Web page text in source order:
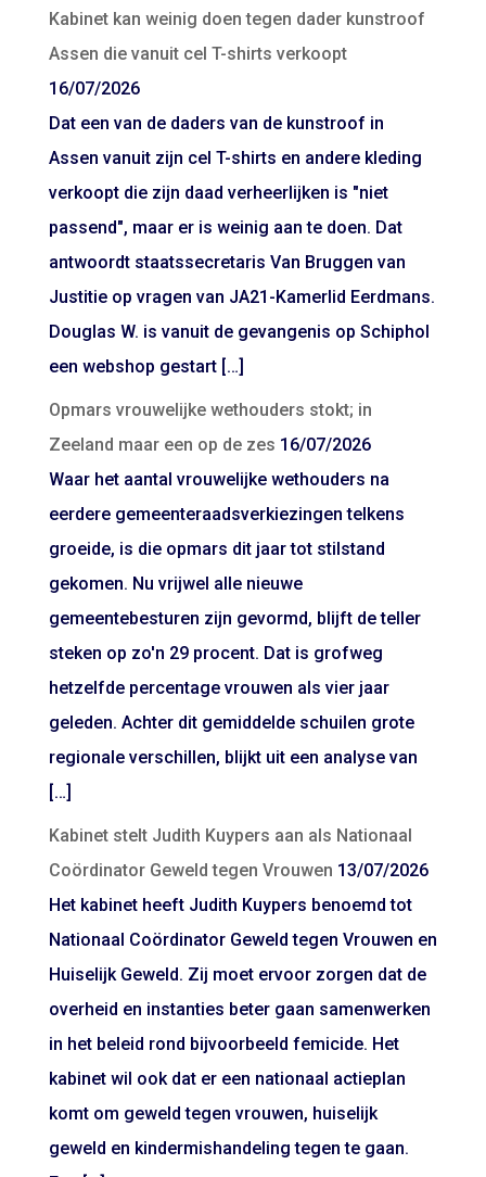
Kabinet kan weinig doen tegen dader kunstroof
Assen die vanuit cel T-shirts verkoopt
16/07/2026
Dat een van de daders van de kunstroof in
Assen vanuit zijn cel T-shirts en andere kleding
verkoopt die zijn daad verheerlijken is "niet
passend", maar er is weinig aan te doen. Dat
antwoordt staatssecretaris Van Bruggen van
Justitie op vragen van JA21-Kamerlid Eerdmans.
Douglas W. is vanuit de gevangenis op Schiphol
een webshop gestart […]
Opmars vrouwelijke wethouders stokt; in
Zeeland maar een op de zes 16/07/2026
Waar het aantal vrouwelijke wethouders na
eerdere gemeenteraadsverkiezingen telkens
groeide, is die opmars dit jaar tot stilstand
gekomen. Nu vrijwel alle nieuwe
gemeentebesturen zijn gevormd, blijft de teller
steken op zo'n 29 procent. Dat is grofweg
hetzelfde percentage vrouwen als vier jaar
geleden. Achter dit gemiddelde schuilen grote
regionale verschillen, blijkt uit een analyse van
[…]
Kabinet stelt Judith Kuypers aan als Nationaal
Coördinator Geweld tegen Vrouwen 13/07/2026
Het kabinet heeft Judith Kuypers benoemd tot
Nationaal Coördinator Geweld tegen Vrouwen en
Huiselijk Geweld. Zij moet ervoor zorgen dat de
overheid en instanties beter gaan samenwerken
in het beleid rond bijvoorbeeld femicide. Het
kabinet wil ook dat er een nationaal actieplan
komt om geweld tegen vrouwen, huiselijk
geweld en kindermishandeling tegen te gaan.